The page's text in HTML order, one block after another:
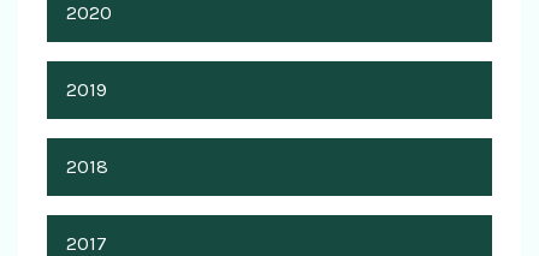
2020
2019
2018
2017